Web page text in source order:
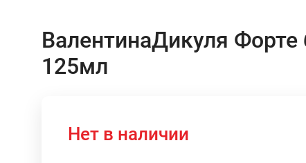
ВалентинаДикуля
125мл
Нет в наличии